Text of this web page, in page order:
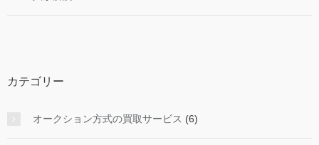
カテゴリー
オークション方式の買取サービス (6)